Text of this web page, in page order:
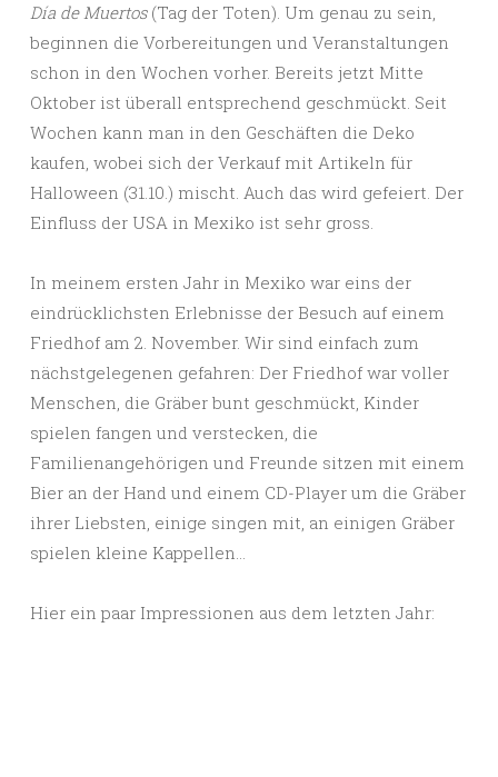
Día de Muertos(Tag der Toten). Um genau zu sein,
beginnen die Vorbereitungen und Veranstaltungen
schon in den Wochen vorher. Bereits jetzt Mitte
Oktober ist überall entsprechend geschmückt. Seit
Wochen kann man in den Geschäften die Deko
kaufen, wobei sich der Verkauf mit Artikeln für
Halloween (31.10.) mischt. Auch das wird gefeiert. Der
Einfluss der USA in Mexiko ist sehr gross.
In meinem ersten Jahr in Mexiko war eins der
eindrücklichsten Erlebnisse der Besuch auf einem
Friedhof am 2. November. Wir sind einfach zum
nächstgelegenen gefahren: Der Friedhof war voller
Menschen, die Gräber bunt geschmückt, Kinder
spielen fangen und verstecken, die
Familienangehörigen und Freunde sitzen mit einem
Bier an der Hand und einem CD-Player um die Gräber
ihrer Liebsten, einige singen mit, an einigen Gräber
spielen kleine Kappellen…
Hier ein paar Impressionen aus dem letzten Jahr: